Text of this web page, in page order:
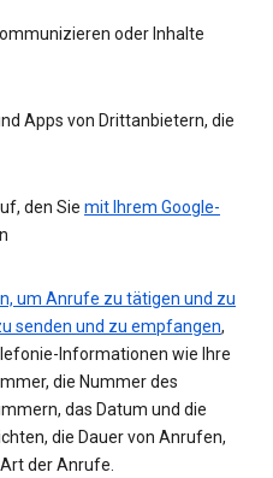
oder Inhalte
Apps von Drittanbietern, die
den Sie mit Ihrem Google-
um Anrufe zu tätigen und zu
senden und zu empfangen,
Informationen wie Ihre
die Nummer des
das Datum und die
die Dauer von Anrufen,
der Anrufe.